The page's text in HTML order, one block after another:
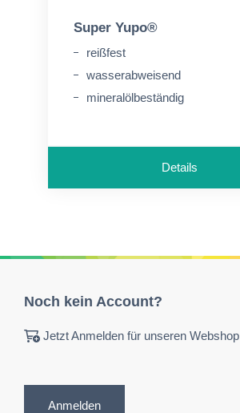
Super Yupo®
reißfest
wasserabweisend
mineralölbeständig
Details
Noch kein Account?
Jetzt Anmelden für unseren Webshop
Anmelden